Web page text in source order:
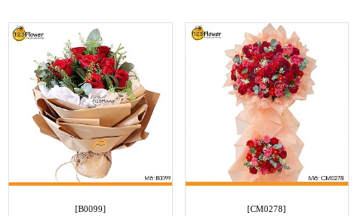
[B0099] [CM0278]